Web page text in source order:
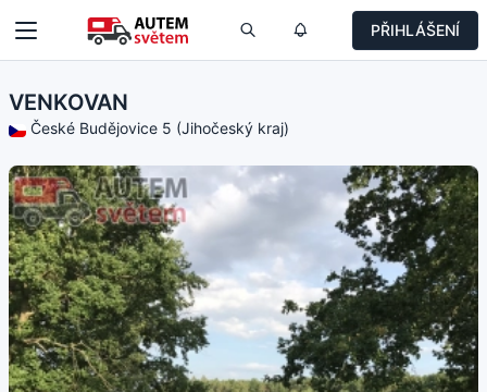
PŘIHLÁŠENÍ
VENKOVAN
České Budějovice 5 (Jihočeský kraj)